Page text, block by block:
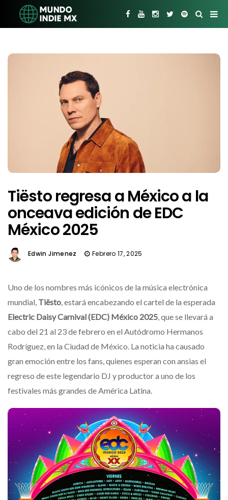
Tiësto regresa a México a la
onceava edición de EDC
México 2025
Edwin Jimenez Febrero 17, 2025
Uno de los nombres más icónicos de la música electrónica
mundial, Tiësto, estará encabezando el cartel de la esperada
Electric Daisy Carnival (EDC) México 2025, que se llevará a
cabo del 21 al 23 de febrero en el Autódromo Hermanos
Rodríguez, en la Ciudad de México. La noticia ha causado
gran emoción entre los fans, quienes esperan con ansias el
regreso de este legendario DJ y productor a uno de los
festivales más grandes de América Latina.